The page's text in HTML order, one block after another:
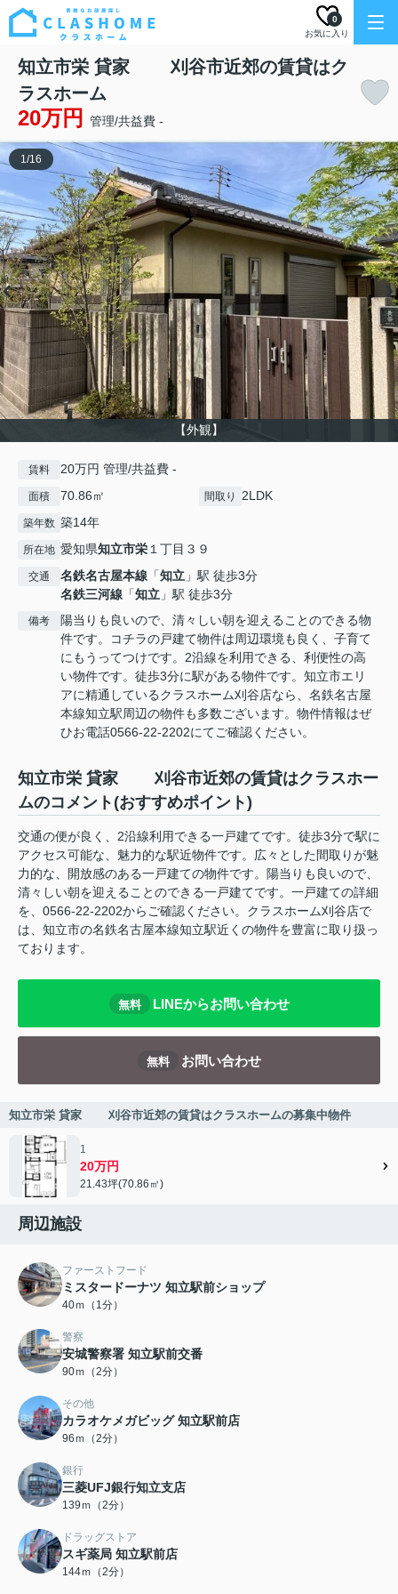
お気に入り
0
知立市栄 貸家 刈谷市近郊の賃貸はク
ラスホーム
20万円 管理/共益費 -
【外観】
1/16
賃料 20万円 管理/共益費 -
面積 70.86㎡ 間取り 2LDK
築年数 築14年
所在地 愛知県知立市栄１丁目３９
交通 名鉄名古屋本線 「知立 」駅 徒歩3分
名鉄三河線 「知立 」駅 徒歩3分
備考
陽当りも良いので、清々しい朝を迎えることのできる物
件です。コチラの戸建て物件は周辺環境も良く、子育て
にもうってつけです。2沿線を利用できる、利便性の高
い物件です。徒歩3分に駅がある物件です。知立市エリ
アに精通しているクラスホーム刈谷店なら、名鉄名古屋
本線知立駅周辺の物件も多数ございます。物件情報はぜ
ひお電話0566-22-2202にてご確認ください。
知立市栄 貸家 刈谷市近郊の賃貸はクラスホー
ムのコメント(おすすめポイント)
交通の便が良く、2沿線利用できる一戸建てです。徒歩3分で駅に
アクセス可能な、魅力的な駅近物件です。広々とした間取りが魅
力的な、開放感のある一戸建ての物件です。陽当りも良いので、
清々しい朝を迎えることのできる一戸建てです。一戸建ての詳細
を、0566-22-2202からご確認ください。クラスホーム刈谷店で
は、知立市の名鉄名古屋本線知立駅近くの物件を豊富に取り扱っ
ております。
無料 LINEからお問い合わせ
無料 お問い合わせ
知立市栄 貸家 刈谷市近郊の賃貸はクラスホームの募集中物件
1
20万円
21.43坪(70.86㎡)
周辺施設
ファーストフード
ミスタードーナツ 知立駅前ショップ
40ｍ（1分）
警察
安城警察署 知立駅前交番
90ｍ（2分）
その他
カラオケメガビッグ 知立駅前店
96ｍ（2分）
銀行
三菱UFJ銀行知立支店
139ｍ（2分）
ドラッグストア
スギ薬局 知立駅前店
144ｍ（2分）